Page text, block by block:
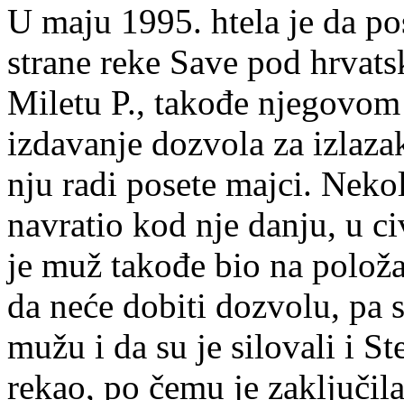
U maju 1995. htela je da
strane reke Save pod
Miletu P., takođe
izdavanje dozvola za
nju radi posete majci.
navratio kod nje danju, u
je muž takođe bio na
da neće dobiti dozvolu, pa
mužu i da su je silovali i
rekao, po čemu je